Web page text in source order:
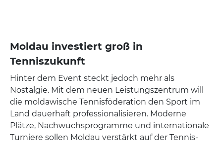
Moldau investiert groß in
Tenniszukunft
Hinter dem Event steckt jedoch mehr als
Nostalgie. Mit dem neuen Leistungszentrum will
die moldawische Tennisföderation den Sport im
Land dauerhaft professionalisieren. Moderne
Plätze, Nachwuchsprogramme und internationale
Turniere sollen Moldau verstärkt auf der Tennis-